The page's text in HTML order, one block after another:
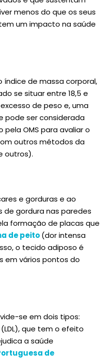
menos do que os seus
um impacto na saúde
de massa corporal,
se situar entre 18,5 e
de peso e, uma
pode ser considerada
OMS para avaliar o
outros métodos da
outros).
e gorduras e ao
gordura nas paredes
formação de placas que
de peito(dor intensa
o tecido adiposo é
em vários pontos do
se em dois tipos:
que tem o efeito
a saúde
de